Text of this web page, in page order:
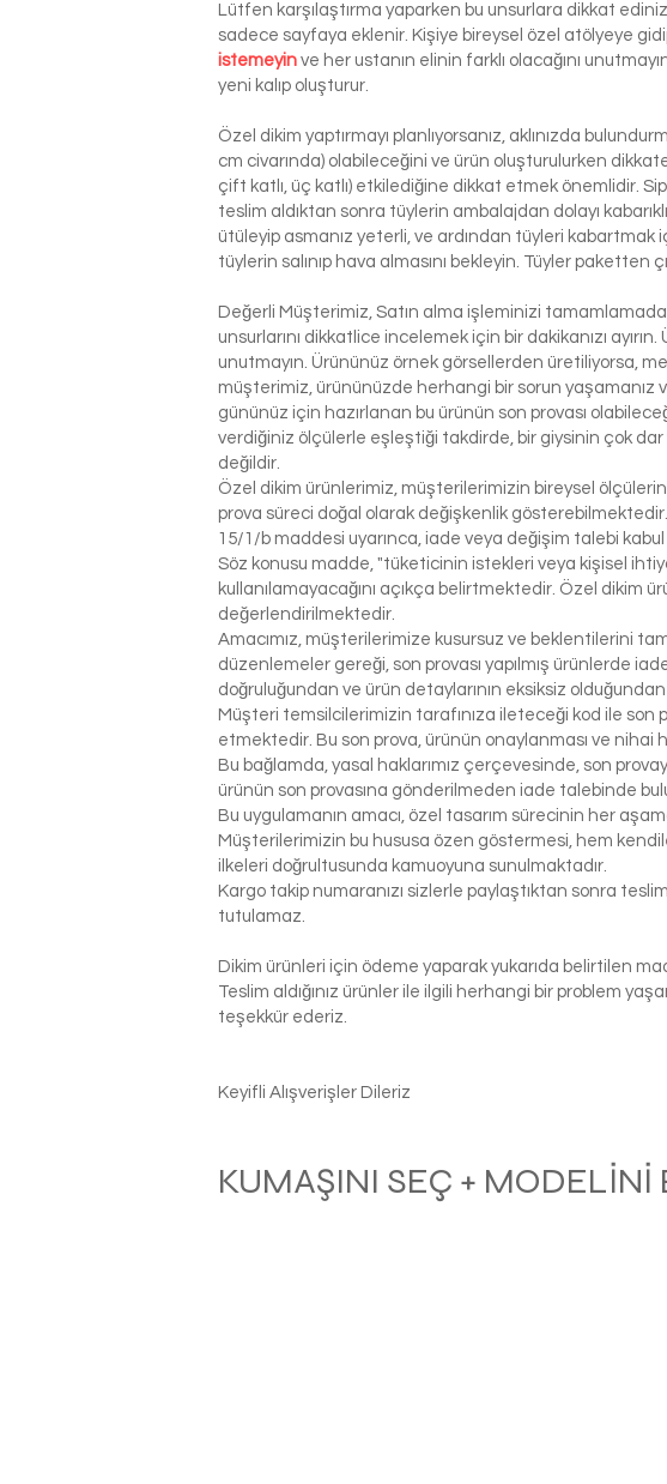
Lütfen karşılaştırma yaparken bu unsurlara dikkat
sadece sayfaya eklenir. Kişiye bireysel özel atölyeye
istemeyin ve her ustanın elinin farklı olacağını
yeni kalıp oluşturur.
Özel dikim yaptırmayı planlıyorsanız, aklınızda
cm civarında) olabileceğini ve ürün oluşturulurken
çift katlı, üç katlı) etkilediğine dikkat etmek önemlidir.
teslim aldıktan sonra tüylerin ambalajdan dolayı
ütüleyip asmanız yeterli, ve ardından tüyleri
tüylerin salınıp hava almasını bekleyin. Tüyler paketten
Değerli Müşterimiz, Satın alma işleminizi
unsurlarını dikkatlice incelemek için bir dakikanızı
unutmayın. Ürününüz örnek görsellerden üretiliyorsa,
müşterimiz, ürününüzde herhangi bir sorun
gününüz için hazırlanan bu ürünün son provası
verdiğiniz ölçülerle eşleştiği takdirde, bir giysinin çok dar
değildir.
Özel dikim ürünlerimiz, müşterilerimizin bireysel
prova süreci doğal olarak değişkenlik
15/1/b maddesi uyarınca, iade veya değişim talebi
Söz konusu madde, "tüketicinin istekleri veya kişisel
kullanılamayacağını açıkça belirtmektedir. Özel
değerlendirilmektedir.
Amacımız, müşterilerimize kusursuz ve beklentilerini
düzenlemeler gereği, son provası yapılmış ürünlerde
doğruluğundan ve ürün detaylarının eksiksiz
Müşteri temsilcilerimizin tarafınıza ileteceği kod ile son
etmektedir. Bu son prova, ürünün onaylanması ve
Bu bağlamda, yasal haklarımız çerçevesinde, son
ürünün son provasına gönderilmeden iade talebinde
Bu uygulamanın amacı, özel tasarım sürecinin her
Müşterilerimizin bu hususa özen göstermesi, hem
ilkeleri doğrultusunda kamuoyuna sunulmaktadır.
Kargo takip numaranızı sizlerle paylaştıktan sonra
tutulamaz.
Dikim ürünleri için ödeme yaparak yukarıda belirtilen
Teslim aldığınız ürünler ile ilgili herhangi bir problem
teşekkür ederiz.
Keyifli Alışverişler Dileriz
KUMAŞINI SEÇ +